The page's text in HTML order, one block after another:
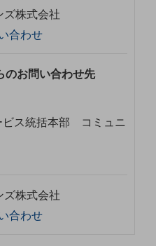
ズ株式会社
合わせ
のお問い合わせ先
ビス統括本部 コミュニ
ズ株式会社
合わせ